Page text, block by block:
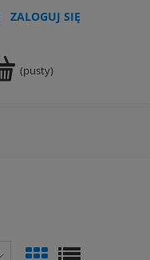
ZALOGUJ SIĘ
(pusty)